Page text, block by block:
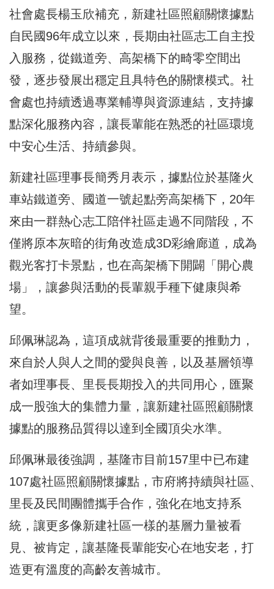
社會處長楊玉欣補充，新建社區照顧關懷據點
自民國96年成立以來，長期由社區志工自主投
入服務，從鐵道旁、高架橋下的畸零空間出
發，逐步發展出穩定且具特色的關懷模式。社
會處也持續透過專業輔導與資源連結，支持據
點深化服務內容，讓長輩能在熟悉的社區環境
中安心生活、持續參與。
新建社區理事長簡秀月表示，據點位於基隆火
車站鐵道旁、國道一號起點旁高架橋下，20年
來由一群熱心志工陪伴社區走過不同階段，不
僅將原本灰暗的街角改造成3D彩繪廊道，成為
觀光客打卡景點，也在高架橋下開闢「開心農
場」，讓參與活動的長輩親手種下健康與希
望。
邱佩琳認為，這項成就背後最重要的推動力，
來自於人與人之間的愛與良善，以及基層領導
者如理事長、里長長期投入的共同用心，匯聚
成一股強大的集體力量，讓新建社區照顧關懷
據點的服務品質得以達到全國頂尖水準。
邱佩琳最後強調，基隆市目前157里中已布建
107處社區照顧關懷據點，市府將持續與社區、
里長及民間團體攜手合作，強化在地支持系
統，讓更多像新建社區一樣的基層力量被看
見、被肯定，讓基隆長輩能安心在地安老，打
造更有溫度的高齡友善城市。